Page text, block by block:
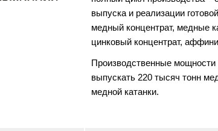
выпуска и реализации
медный концентрат, медные
цинковый концентрат,
Производственные
выпускать 220 тысяч тонн
медной катанки.